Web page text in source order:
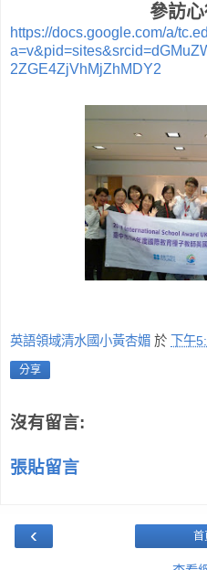
參訪
https://docs.google.com/a/
2ZGE4ZjVhMjZhMDY2
英語領域清水國小黃杏媚 於 下午
分享
沒有留言:
張貼留言
‹ 首